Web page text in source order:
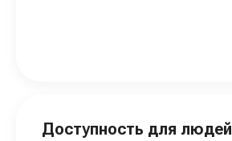
Доступность для людей